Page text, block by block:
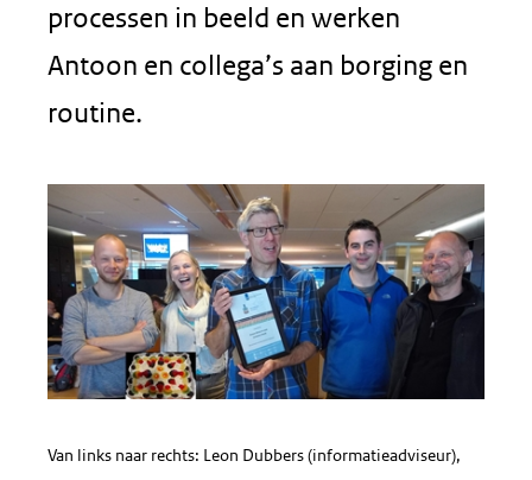
processen in beeld en werken
Antoon en collega’s aan borging en
routine.
Van links naar rechts: Leon Dubbers (informatieadviseur),